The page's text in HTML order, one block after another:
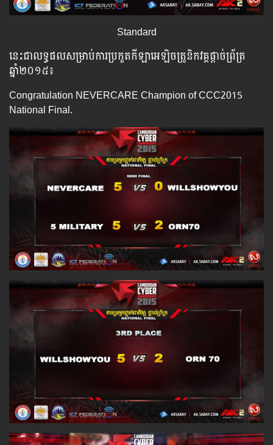
Standard
នេះជាលទ្ធផលសម្រាប់ការប្រកួតកីឡាអេឡិចត្រូនិកវគ្គផ្ដាច់ព្រ័ត្រ
ឆ្នាំ២០១៥៖
Congratulation NEVERCARE Champion of CCC2015
National Final.